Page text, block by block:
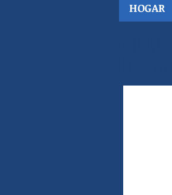
HOGAR